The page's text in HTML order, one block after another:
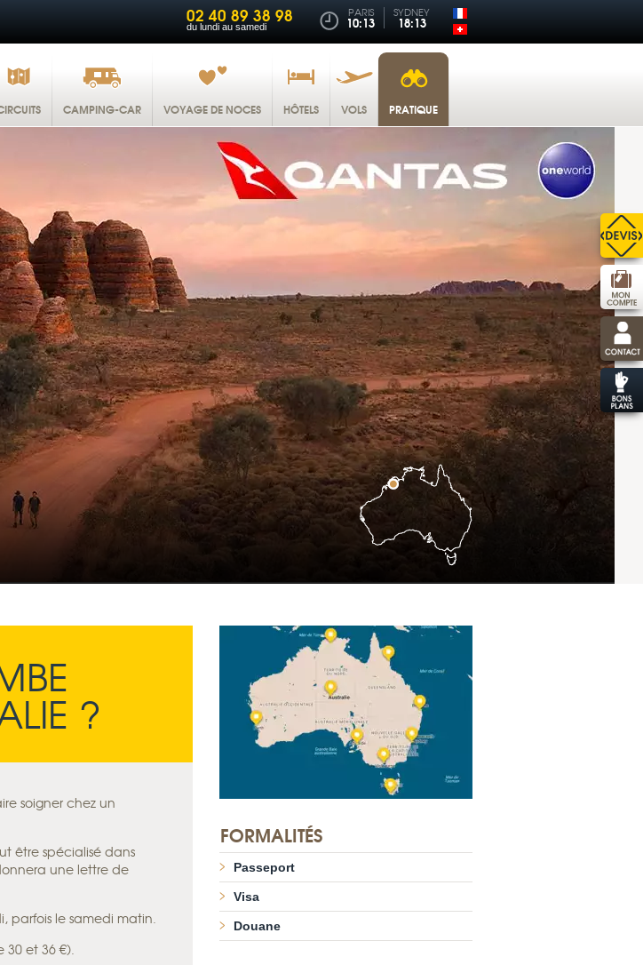
02 40 89 38 98
du lundi au samedi
PARIS
10:13
SYDNEY
18:13
CAMPING-CAR VOYAGE DE NOCES HÔTELS VOLS PRATIQUE
?
soigner chez un
être spécialisé dans
une lettre de
parfois le samedi matin.
30 et 36 €).
FORMALITÉS
Passeport
Visa
Douane